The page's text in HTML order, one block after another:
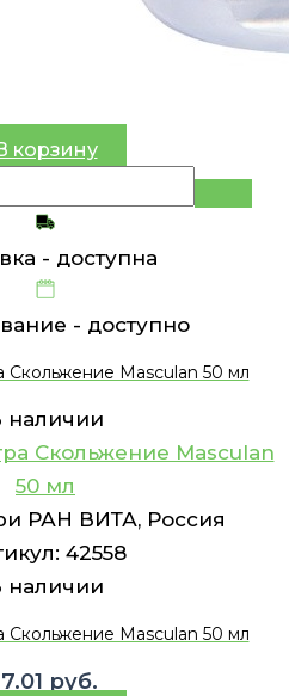
корзину
- доступна
- доступно
Скольжение Masculan 50 мл
наличии
Скольжение Masculan
50 мл
РАН ВИТА, Россия
42558
наличии
Скольжение Masculan 50 мл
руб.